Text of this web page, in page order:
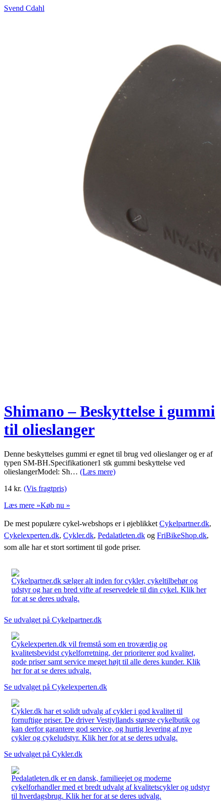
Svend Cdahl
Shimano – Beskyttelse i gummi
til olieslanger
Denne beskyttelses gummi er egnet til brug ved olieslanger og er af
typen SM-BH.Specifikationer1 stk gummi beskyttelse ved
olieslangerModel: Sh… (Læs mere)
14 kr. (Vis fragtpris)
Læs mere »Køb nu »
De mest populære cykel-webshops er i øjeblikket Cykelpartner.dk,
Cykelexperten.dk, Cykler.dk, Pedalatleten.dk og FriBikeShop.dk,
som alle har et stort sortiment til gode priser.
Cykelpartner.dk sælger alt inden for cykler, cykeltilbehør og
udstyr og har en bred vifte af reservedele til din cykel. Klik her
for at se deres udvalg.
Se udvalget på Cykelpartner.dk
Cykelexperten.dk vil fremstå som en troværdig og
kvalitetsbevidst cykelforretning, der prioriterer god kvalitet,
gode priser samt service meget højt til alle deres kunder. Klik
her for at se deres udvalg.
Se udvalget på Cykelexperten.dk
Cykler.dk har et solidt udvalg af cykler i god kvalitet til
fornuftige priser. De driver Vestjyllands største cykelbutik og
kan derfor garantere god service, og hurtig levering af nye
cykler og cykeludstyr. Klik her for at se deres udvalg.
Se udvalget på Cykler.dk
Pedalatleten.dk er en dansk, familieejet og moderne
cykelforhandler med et bredt udvalg af kvalitetscykler og udstyr
til hverdagsbrug. Klik her for at se deres udvalg.